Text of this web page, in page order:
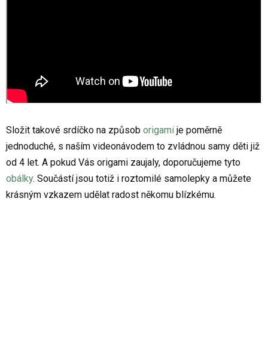
Složit takové srdíčko na způsob origami je poměrně
jednoduché, s naším videonávodem to zvládnou samy děti již
od 4 let. A pokud Vás origami zaujaly, doporučujeme tyto
obálky. Součástí jsou totiž i roztomilé samolepky a můžete
krásným vzkazem udělat radost někomu blízkému.